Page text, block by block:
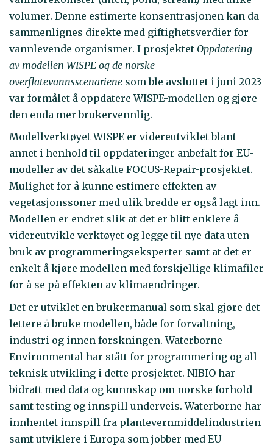
volumer. Denne estimerte konsentrasjonen kan da
sammenlignes direkte med giftighetsverdier for
vannlevende organismer. I prosjektet Oppdatering
av modellen WISPE og de norske
overflatevannsscenariene som ble avsluttet i juni 2023
var formålet å oppdatere WISPE-modellen og gjøre
den enda mer brukervennlig.
Modellverktøyet WISPE er videreutviklet blant
annet i henhold til oppdateringer anbefalt for EU-
modeller av det såkalte FOCUS-Repair-prosjektet.
Mulighet for å kunne estimere effekten av
vegetasjonssoner med ulik bredde er også lagt inn.
Modellen er endret slik at det er blitt enklere å
videreutvikle verktøyet og legge til nye data uten
bruk av programmeringseksperter samt at det er
enkelt å kjøre modellen med forskjellige klimafiler
for å se på effekten av klimaendringer.
Det er utviklet en brukermanual som skal gjøre det
lettere å bruke modellen, både for forvaltning,
industri og innen forskningen. Waterborne
Environmental har stått for programmering og all
teknisk utvikling i dette prosjektet. NIBIO har
bidratt med data og kunnskap om norske forhold
samt testing og innspill underveis. Waterborne har
innhentet innspill fra plantevernmiddelindustrien
samt utviklere i Europa som jobber med EU-